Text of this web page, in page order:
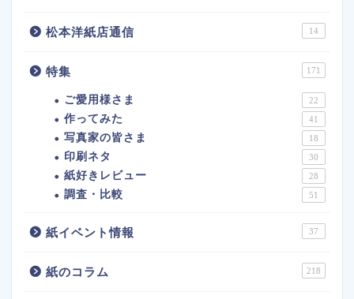
松本洋紙店通信 14
特集 171
ご愛用様さま 22
作ってみた 41
写真家の皆さま 18
印刷ネタ 30
紙好きレビュー 28
調査・比較 51
紙イベント情報 37
紙のコラム 218